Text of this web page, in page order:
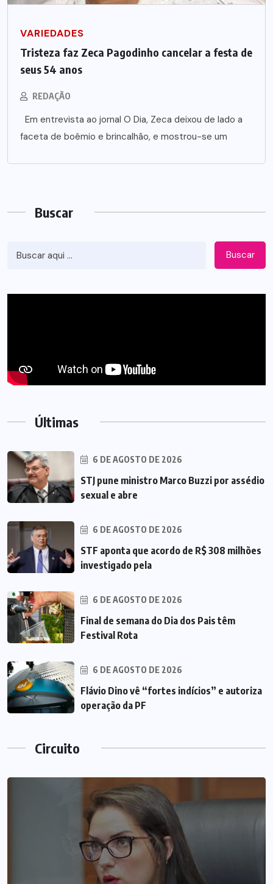
VARIEDADES
Tristeza faz Zeca Pagodinho cancelar a festa de
seus 54 anos
REDAÇÃO
Em entrevista ao jornal O Dia, Zeca deixou de lado a
faceta de boêmio e brincalhão, e mostrou-se um
Buscar
Buscar
Últimas
6 DE AGOSTO DE 2026
STJ pune ministro Marco Buzzi por assédio
sexual e abre
6 DE AGOSTO DE 2026
STF aponta que acordo de R$ 308 milhões
investigado pela
6 DE AGOSTO DE 2026
Final de semana do Dia dos Pais têm
Festival Rota
6 DE AGOSTO DE 2026
Flávio Dino vê “fortes indícios” e autoriza
operação da PF
Circuito